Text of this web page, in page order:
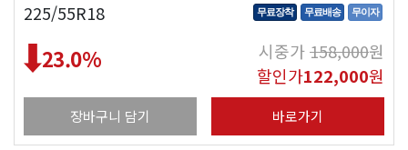
225/55R18 무료장착 무료배송 무이자
23.0% 시중가158,000원
할인가122,000원
장바구니 담기 바로가기